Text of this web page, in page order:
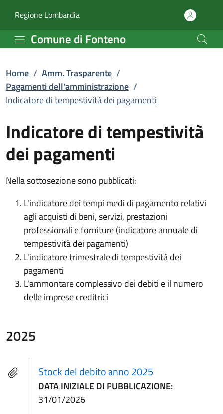
Indicatore di
Regione Lombardia(apre in un'altra scheda).
Comune di Fonteno
Home / Amm. Trasparente /
Pagamenti dell'amministrazione /
Indicatore di tempestività dei pagamenti
Indicatore di tempestività
dei pagamenti
Nella sottosezione sono pubblicati:
L'indicatore dei tempi medi di pagamento relativi
agli acquisti di beni, servizi, prestazioni
professionali e forniture (indicatore annuale di
tempestività dei pagamenti)
L'indicatore trimestrale di tempestività dei
pagamenti
L'ammontare complessivo dei debiti e il numero
delle imprese creditrici
2025
Stock del debito anno 2025
DATA INIZIALE DI PUBBLICAZIONE:
31/01/2026